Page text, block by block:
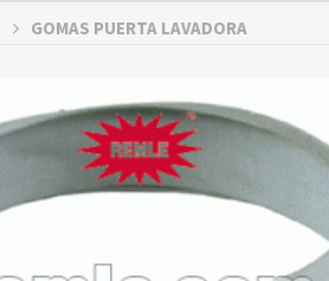
GOMAS PUERTA LAVADORA